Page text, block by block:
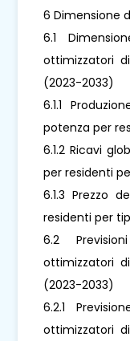
6 Dimensione
6.1
ottimizzatori
(2023-2033)
6.1.1
potenza per
6.1.2 Ricavi
per residenti
6.1.3 Prezzo
residenti per
6.2
ottimizzatori
(2023-2033)
6.2.1
ottimizzatori